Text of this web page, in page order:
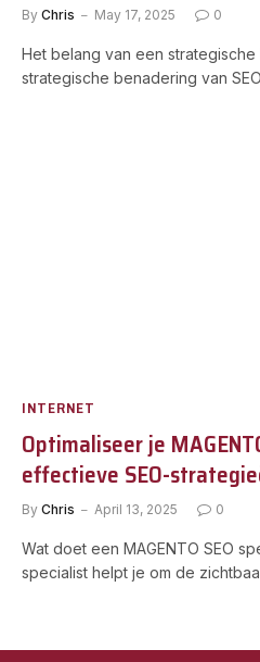
By Chris May 17, 2025 0
Het belang van een
strategische benadering van
INTERNET
Optimaliseer je
effectieve SEO-
By Chris April 13, 2025 0
Wat doet een MAGENTO SEO
specialist helpt je om de